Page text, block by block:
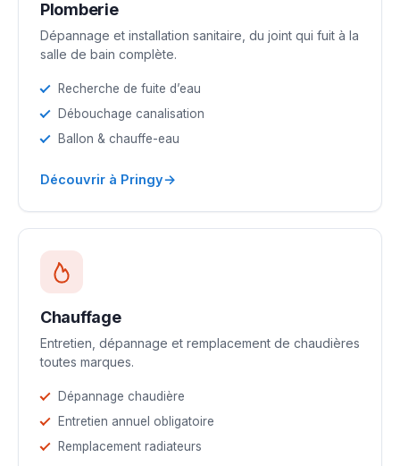
Plomberie
Dépannage et installation sanitaire, du joint qui fuit à la
salle de bain complète.
Recherche de fuite d’eau
Débouchage canalisation
Ballon & chauffe-eau
Découvrir à Pringy→
Chauffage
Entretien, dépannage et remplacement de chaudières
toutes marques.
Dépannage chaudière
Entretien annuel obligatoire
Remplacement radiateurs